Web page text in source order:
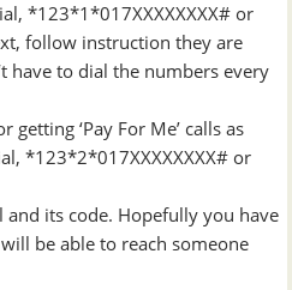
*123*1*017XXXXXXXX# or
follow instruction they are
have to dial the numbers every
‘Pay For Me’ calls as
*123*2*017XXXXXXXX# or
and its code. Hopefully you have
be able to reach someone